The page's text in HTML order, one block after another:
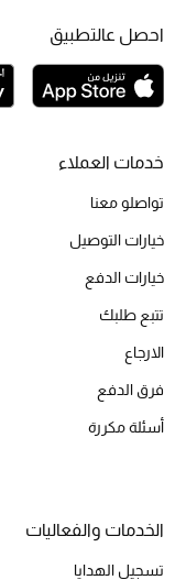
أحذية النسائية
أحذية للأطفال
أبرز المصممين
تسوقوا الأحذية
خدمات العملاء
تواصلو معنا
خيارات التوصيل
خيارات الدفع
تتبع طلبك
الارجاع
فرق الدفع
أسئلة مكررة
الخدمات والفعاليات
تسجيل الهدايا
احصل عالتطبيق